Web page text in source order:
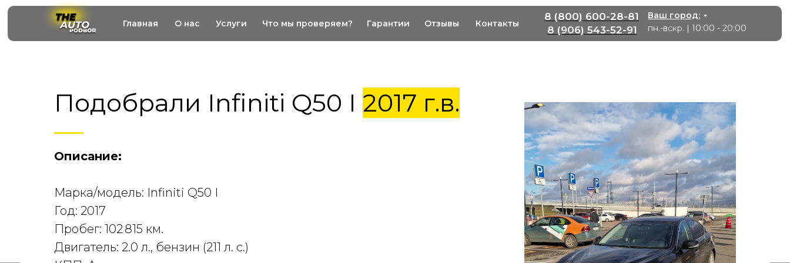
8 (800) 600-28-81
8 (906) 543-52-91
пн.-вскр. | 10:00 - 20:00
Главная О нас Услуги Что мы проверяем? Гарантии Отзывы Контакты
Ваш город:
Подобрали Infiniti Q50 I 2017 г.в.
Описание:
Марка/модель: Infiniti Q50 I
Год: 2017
Пробег: 102 815 км.
Двигатель: 2.0 л., бензин (211 л. с.)